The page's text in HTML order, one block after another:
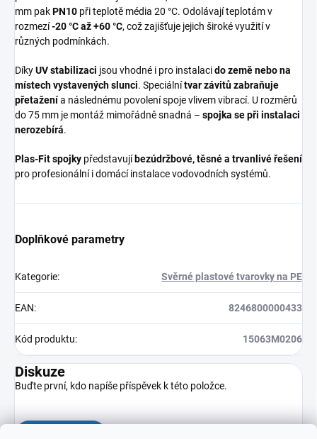
mm pakPN10 při teplotě média 20 °C. Odolávají teplotám v
rozmezí-20 °C až +60 °C, což zajišťuje jejich široké využití v
různých podmínkách.
DíkyUV stabilizaci jsou vhodné i pro instalacido země nebo na
místech vystavených slunci. Speciálnítvar závitů zabraňuje
přetaženía následnému povolení spoje vlivem vibrací. U rozměrů
do 75 mm je montáž mimořádně snadná – spojka se při instalaci
nerozebírá.
Plas-Fit spojky představují bezúdržbové, těsné a trvanlivé řešení
pro profesionální i domácí instalace vodovodních systémů.
Doplňkové parametry
Kategorie: Svěrné plastové tvarovky na PE
EAN: 8246800000433
Kód produktu: 15063M0206
Diskuze
Buďte první, kdo napíše příspěvek k této položce.